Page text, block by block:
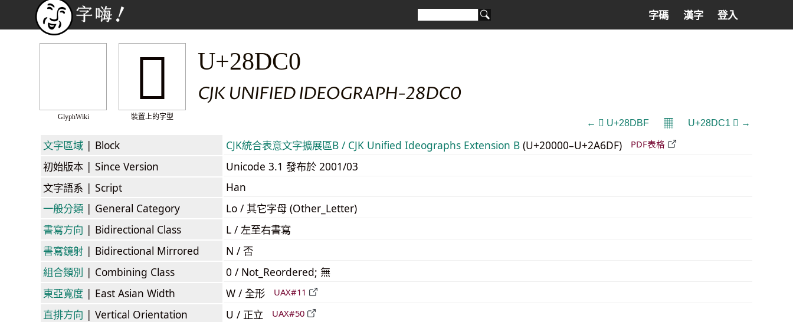
字碼 漢字 登入
GlyphWiki
𨷀
裝置上的字型
U+28DC0
CJK UNIFIED IDEOGRAPH-28DC0
← 𨶿 U+28DBF 𝄜 U+28DC1 𨷁 →
文字區域 | Block CJK統合表意文字擴展區B / CJK Unified Ideographs Extension B (U+20000–U+2A6DF) PDF表格
初始版本 | Since Version
Unicode 3.1 發布於 2001/03
文字語系 | Script
Han
一般分類 | General Category
Lo / 其它字母 (Other_Letter)
書寫方向 | Bidirectional Class
L / 左至右書寫
書寫鏡射 | Bidirectional Mirrored
N / 否
組合類別 | Combining Class
0 / Not_Reordered; 無
東亞寬度 | East Asian Width W / 全形 UAX#11
直排方向 | Vertical Orientation U / 正立 UAX#50